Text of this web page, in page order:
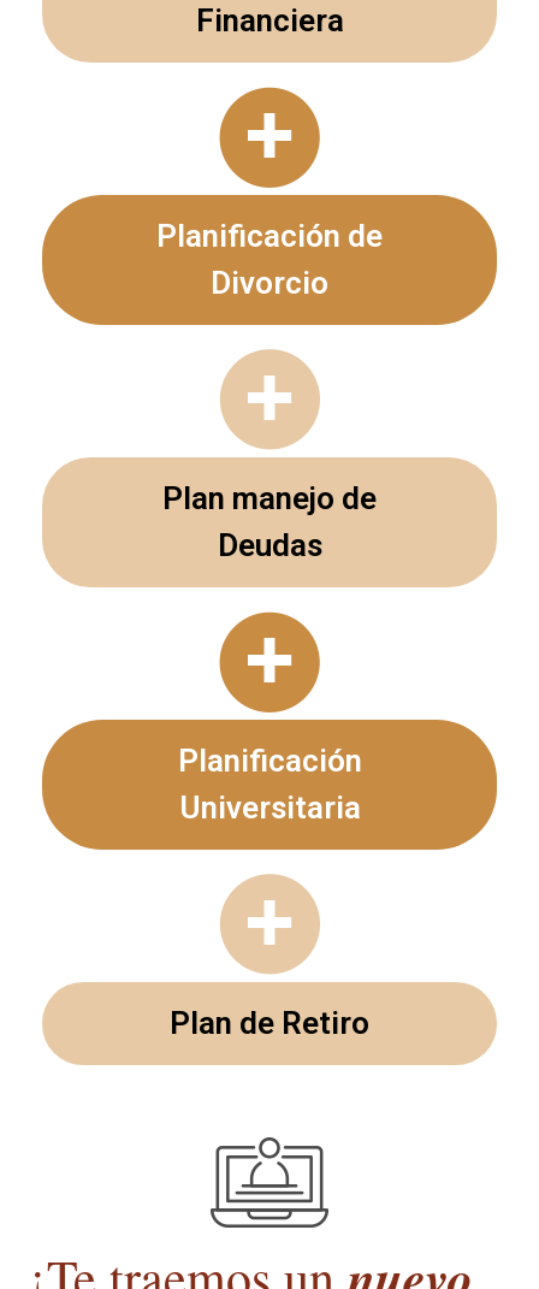
Financiera
Planificación de
Divorcio
Plan manejo de
Deudas
Planificación
Universitaria
Plan de Retiro